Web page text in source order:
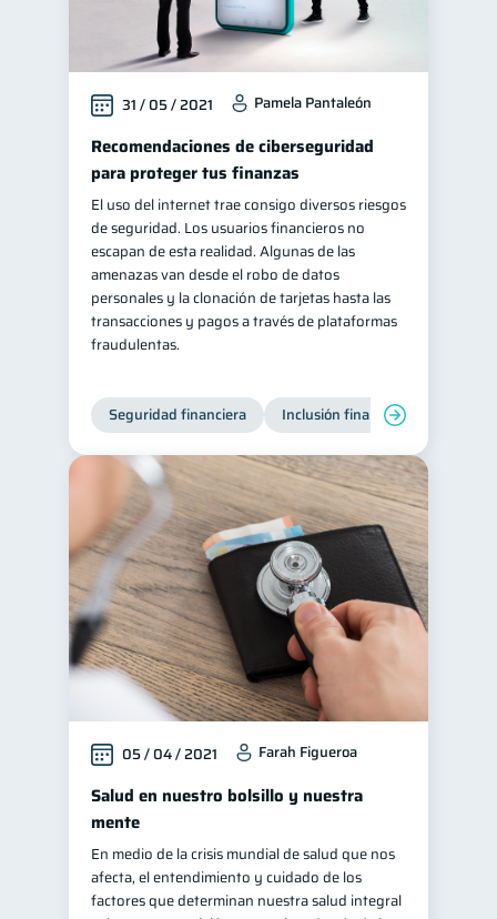
31 / 05 / 2021 Pamela Pantaleón
Recomendaciones de ciberseguridad
para proteger tus finanzas
El uso del internet trae consigo diversos riesgos
de seguridad. Los usuarios financieros no
escapan de esta realidad. Algunas de las
amenazas van desde el robo de datos
personales y la clonación de tarjetas hasta las
transacciones y pagos a través de plataformas
fraudulentas.
Seguridad financiera Inclusión financiera
05 / 04 / 2021 Farah Figueroa
Salud en nuestro bolsillo y nuestra
mente
En medio de la crisis mundial de salud que nos
afecta, el entendimiento y cuidado de los
factores que determinan nuestra salud integral